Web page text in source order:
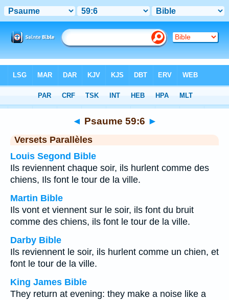
Chapitre 59> Verset 6
◄ Psaume 59:6 ►
Versets Parallèles
Louis Segond Bible
Ils reviennent chaque soir, ils hurlent comme des
chiens, Ils font le tour de la ville.
Martin Bible
Ils vont et viennent sur le soir, ils font du bruit
comme des chiens, ils font le tour de la ville.
Darby Bible
Ils reviennent le soir, ils hurlent comme un chien, et
font le tour de la ville.
King James Bible
They return at evening: they make a noise like a